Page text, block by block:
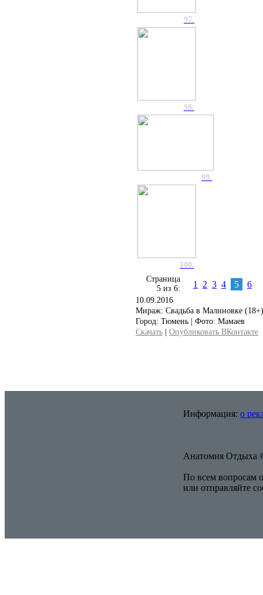
97.
98.
99.
100.
Страница
5 из 6:
1 2 3 4 5 6
10.09.2016
Мираж: Свадьба в Малиновке (18+)
Город: Тюмень | Фото: Мамаев
Скачать
Опубликовать ВКонтакте
Информация: о
Анатомия Отдыха
По всем вопросам
или отправляйте